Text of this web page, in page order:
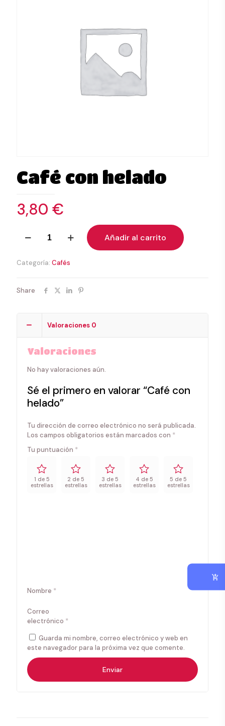
Café con helado
3,80 €
con
cantidad
Añadir al carrito
Categoría: Cafés
Share
Valoraciones 0
Valoraciones
No hay valoraciones aún.
Sé el primero en valorar “Café con
helado”
Tu dirección de correo electrónico no será publicada.
Los campos obligatorios están marcados con *
Tu puntuación *
1 de 5
estrellas
2 de 5
estrellas
3 de 5
estrellas
4 de 5
estrellas
5 de 5
estrellas
Nombre *
Correo
electrónico *
Guarda mi nombre, correo electrónico y web en
este navegador para la próxima vez que comente.